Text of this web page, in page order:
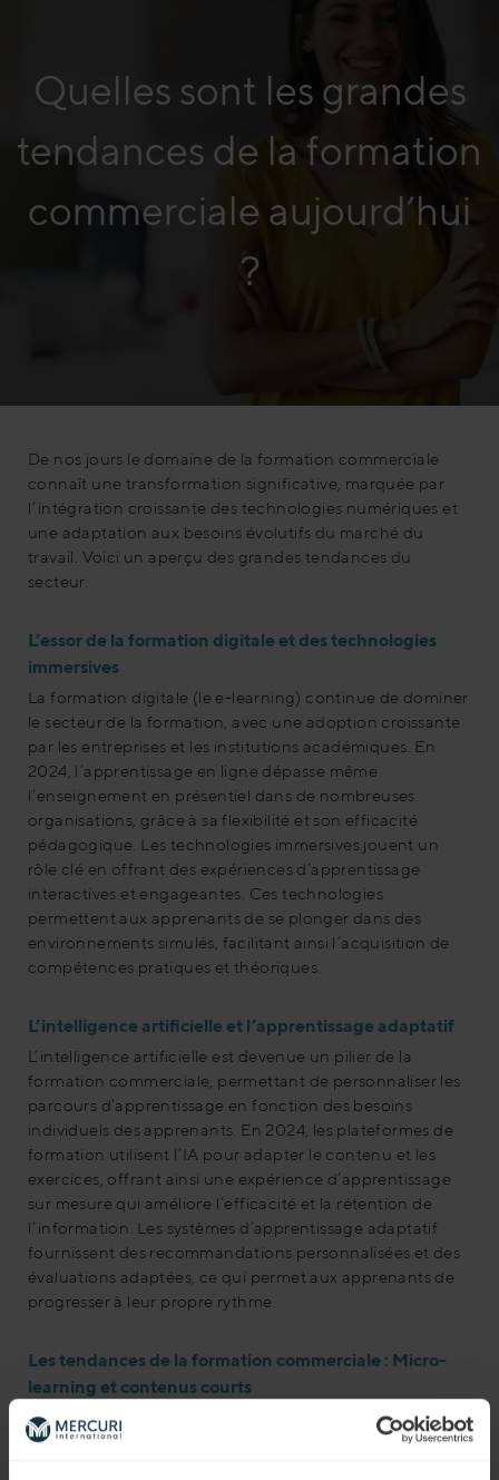
Quelles sont les grandes
tendances de la formation
commerciale aujourd’hui
?
De nos jours le domaine de la formation commerciale
connaît une transformation significative, marquée par
l’intégration croissante des technologies numériques et
une adaptation aux besoins évolutifs du marché du
travail. Voici un aperçu des grandes tendances du
secteur.
L’essor de la formation digitale et des technologies
immersives
La formation digitale (le e-learning) continue de dominer
le secteur de la formation, avec une adoption croissante
par les entreprises et les institutions académiques. En
2024, l’apprentissage en ligne dépasse même
l’enseignement en présentiel dans de nombreuses
organisations, grâce à sa flexibilité et son efficacité
pédagogique . Les technologies immersives jouent un
rôle clé en offrant des expériences d’apprentissage
interactives et engageantes. Ces technologies
permettent aux apprenants de se plonger dans des
environnements simulés, facilitant ainsi l’acquisition de
compétences pratiques et théoriques
L’intelligence artificielle et l’apprentissage adaptatif
L’intelligence artificielle est devenue un pilier de la
formation commerciale, permettant de personnaliser les
parcours d’apprentissage en fonction des besoins
individuels des apprenants. En 2024, les plateformes de
formation utilisent l’IA pour adapter le contenu et les
exercices, offrant ainsi une expérience d’apprentissage
sur mesure qui améliore l’efficacité et la rétention de
l’information
. Les systèmes d’apprentissage adaptatif
fournissent des recommandations personnalisées et des
évaluations adaptées, ce qui permet aux apprenants de
progresser à leur propre rythme
Les tendances de la formation commerciale : Micro-
learning et contenus courts
Avec des emplois de plus en plus exigeants et des
plannings chargés, le micro-learning s’impose comme